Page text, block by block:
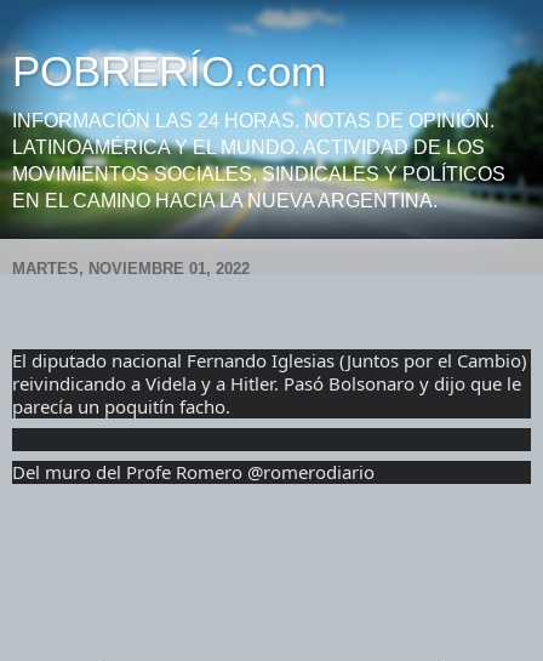
POBRERÍO.com
INFORMACIÓN LAS 24 HORAS. NOTAS DE OPINIÓN.
LATINOAMÉRICA Y EL MUNDO. ACTIVIDAD DE LOS
MOVIMIENTOS SOCIALES, SINDICALES Y POLÍTICOS
EN EL CAMINO HACIA LA NUEVA ARGENTINA.
MARTES, NOVIEMBRE 01, 2022
El diputado nacional Fernando Iglesias (Juntos por el Cambio)
reivindicando a Videla y a Hitler. Pasó Bolsonaro y dijo que le
parecía un poquitín facho.
Del muro del Profe Romero @romerodiario